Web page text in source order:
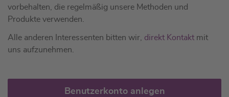
vorbehalten, die regelmäßig unsere Methoden und
Produkte verwenden.
Alle anderen Interessenten bitten wir, direkt Kontakt mit
uns aufzunehmen.
Benutzerkonto anlegen